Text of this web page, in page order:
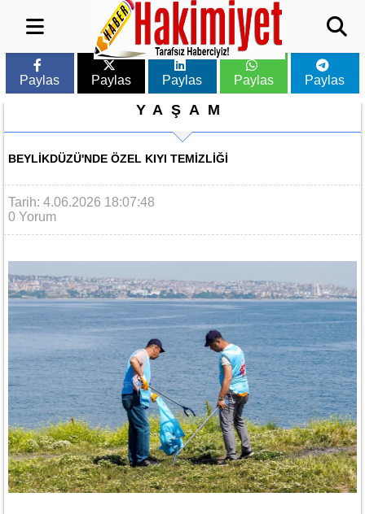
Paylas Paylas Paylas Paylas Paylas
YAŞAM
BEYLIKDÜZÜ'NDE ÖZEL KIYI TEMIZLIĞI
Tarih: 4.06.2026 18:07:48
0 Yorum